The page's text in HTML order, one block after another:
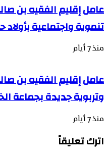
عامل إقليم الفقيه بن
تنموية واجتماعية
منذ 7 أيام
عامل إقليم الفقيه بن
وتربوية جديدة بجماعة
منذ 7 أيام
اترك تعليقاً